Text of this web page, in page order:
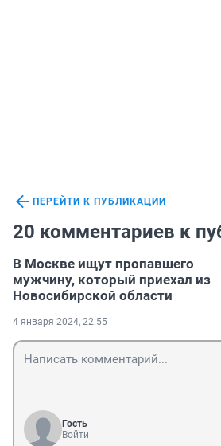
ПЕРЕЙТИ К ПУБЛИКАЦИИ
20 комментариев к
В Москве ищут пропавшего
мужчину, который приехал из
Новосибирской области
4 января 2024, 22:55
Гость
Войти